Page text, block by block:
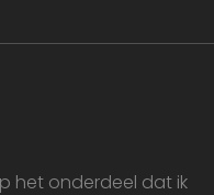
het onderdeel dat ik
Domein